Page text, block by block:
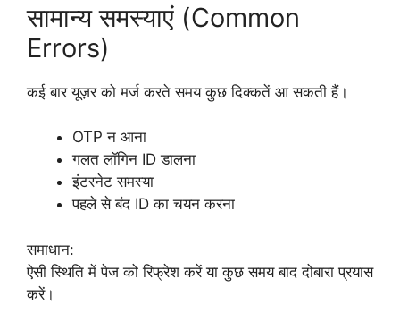
सामान्य समस्याएं (Common
Errors)
कई बार यूज़र को मर्ज करते समय कुछ दिक्कतें आ सकती हैं।
OTP न आना
गलत लॉगिन ID डालना
इंटरनेट समस्या
पहले से बंद ID का चयन करना
समाधान:
ऐसी स्थिति में पेज को रिफ्रेश करें या कुछ समय बाद दोबारा प्रयास
करें।